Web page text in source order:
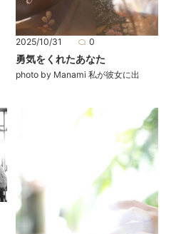
2025/10/31 0
勇気をくれたあなた
photo by Manami 私が彼女に出